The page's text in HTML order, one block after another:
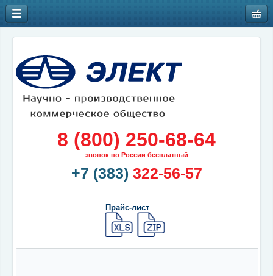
8 (800) 250-68-64
звонок по России бесплатный
+7 (383) 322-56-57
Прайс-лист